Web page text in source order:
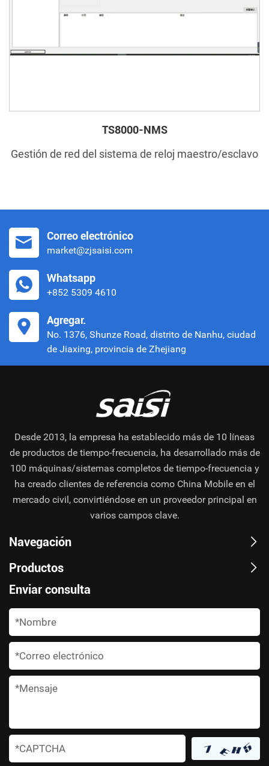
TS8000-NMS
Gestión de red del sistema de reloj maestro/esclavo
Correo electrónico
market@zjsaisi.com
Whatsapp
+852 5309 4610
Agregar.
No. 1376, Shunze Road, distrito de Nanhu, ciudad
de Jiaxing, provincia de Zhejiang
Desde 2013, la empresa ha establecido más de 10 líneas
de productos de tiempo-frecuencia, ha desarrollado más de
100 máquinas/sistemas completos de tiempo-frecuencia y
ha creado clientes de referencia como China Mobile en el
mercado civil, convirtiéndose en un proveedor principal en
varios campos clave.
Navegación
Productos
Enviar consulta
*
*
*
*